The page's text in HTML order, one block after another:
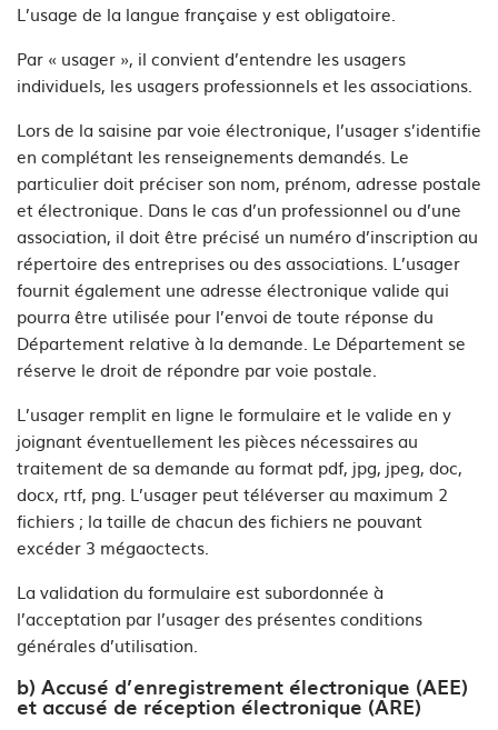
L’usage de la langue française y est obligatoire.
Par « usager », il convient d’entendre les usagers
individuels, les usagers professionnels et les associations.
Lors de la saisine par voie électronique, l’usager s’identifie
en complétant les renseignements demandés. Le
particulier doit préciser son nom, prénom, adresse postale
et électronique. Dans le cas d’un professionnel ou d’une
association, il doit être précisé un numéro d’inscription au
répertoire des entreprises ou des associations. L’usager
fournit également une adresse électronique valide qui
pourra être utilisée pour l’envoi de toute réponse du
Département relative à la demande. Le Département se
réserve le droit de répondre par voie postale.
L’usager remplit en ligne le formulaire et le valide en y
joignant éventuellement les pièces nécessaires au
traitement de sa demande au format pdf, jpg, jpeg, doc,
docx, rtf, png. L’usager peut téléverser au maximum 2
fichiers ; la taille de chacun des fichiers ne pouvant
excéder 3 mégaoctects.
La validation du formulaire est subordonnée à
l’acceptation par l’usager des présentes conditions
générales d’utilisation.
b) Accusé d’enregistrement électronique (AEE)
et accusé de réception électronique (ARE)